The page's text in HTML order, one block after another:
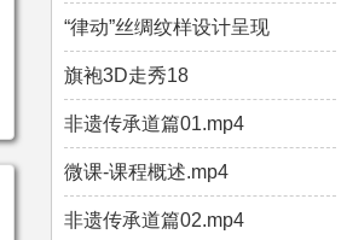
“律动”丝绸纹样设计呈现
旗袍3D走秀18
非遗传承道篇01.mp4
微课-课程概述.mp4
非遗传承道篇02.mp4